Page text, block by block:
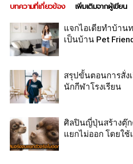
บทความที่เกี่ยวข้อง เพิ่มเติมจากผู้เขียน
แจกไอเดียทำบ้าน
เป็นบ้าน Pet
สรุปขั้นตอนการสั่ง
นักกีฬาโรงเรียน
ศิลปินญี่ปุ่นสร้างตุ๊
แยกไม่ออก โดยใช้